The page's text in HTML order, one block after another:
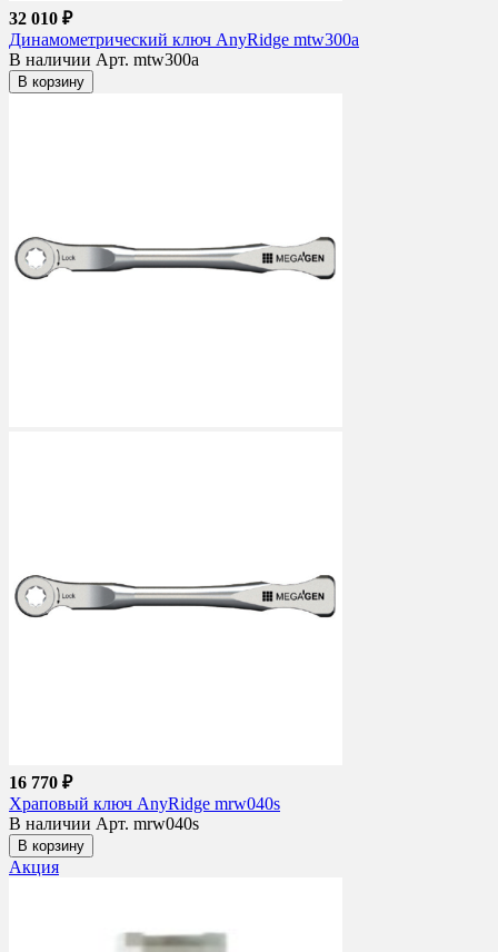
32 010 ₽
Динамометрический ключ AnyRidge mtw300a
В наличии Арт. mtw300a
В корзину
16 770 ₽
Храповый ключ AnyRidge mrw040s
В наличии Арт. mrw040s
В корзину
Акция